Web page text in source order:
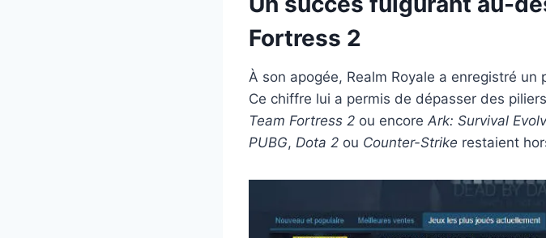
Fortress 2
À son apogée, Realm Royale a enregistré un
Ce chiffre lui a permis de dépasser des
Team Fortress 2 ou encore Ark: Survival
PUBG, Dota 2 ou Counter-Strike restaient